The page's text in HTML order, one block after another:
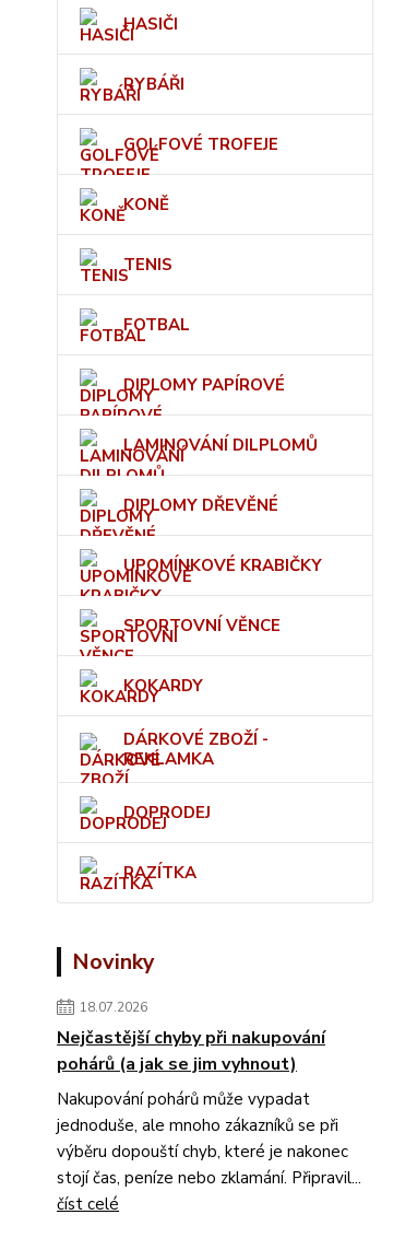
HASIČI
RYBÁŘI
GOLFOVÉ TROFEJE
KONĚ
TENIS
FOTBAL
DIPLOMY PAPÍROVÉ
LAMINOVÁNÍ DILPLOMŮ
DIPLOMY DŘEVĚNÉ
UPOMÍNKOVÉ KRABIČKY
SPORTOVNÍ VĚNCE
KOKARDY
DÁRKOVÉ ZBOŽÍ -
REKLAMKA
DOPRODEJ
RAZÍTKA
Novinky
18.07.2026
Nejčastější chyby při nakupování
pohárů (a jak se jim vyhnout)
Nakupování pohárů může vypadat
jednoduše, ale mnoho zákazníků se při
výběru dopouští chyb, které je nakonec
stojí čas, peníze nebo zklamání. Připravil...
číst celé